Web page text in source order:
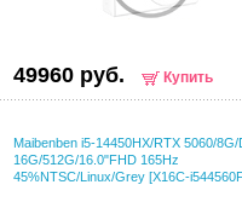
49960 руб. Купить
Maibenben i5-14450HX/RTX 5060/8G/
16G/512G/16.0"FHD 165Hz
45%NTSC/Linux/Grey [X16C-